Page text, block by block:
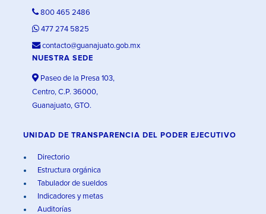
800 465 2486
477 274 5825
contacto@guanajuato.gob.mx
NUESTRA SEDE
Paseo de la Presa 103,
Centro, C.P. 36000,
Guanajuato, GTO.
UNIDAD DE TRANSPARENCIA DEL PODER EJECUTIVO
Directorio
Estructura orgánica
Tabulador de sueldos
Indicadores y metas
Auditorías